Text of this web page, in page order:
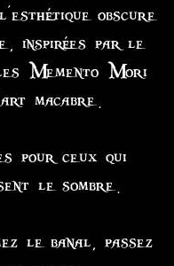
obscure
inspirées par le
Memento Mori
macabre.
pour ceux qui
le sombre.
le banal, passez